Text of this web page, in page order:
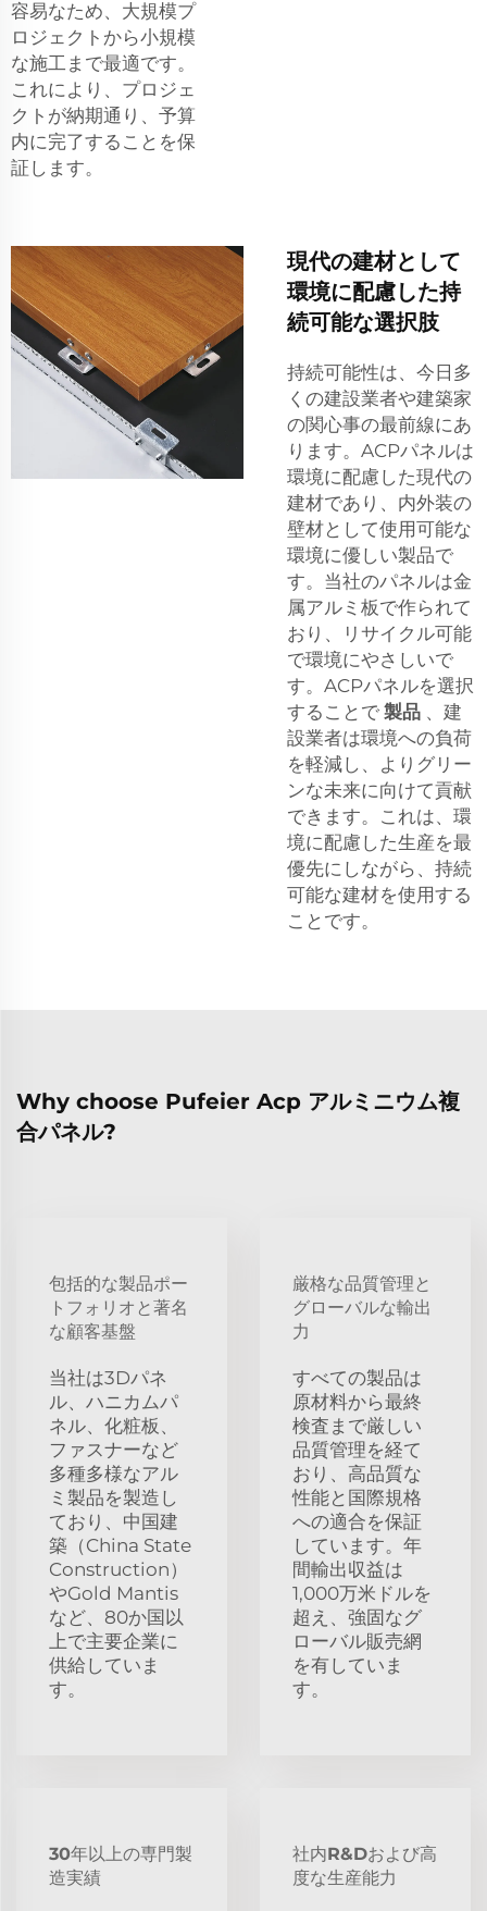
容易なため、大規模プ
ロジェクトから小規模
な施工まで最適です。
これにより、プロジェ
クトが納期通り、予算
内に完了することを保
証します。
現代の建材として
環境に配慮した持
続可能な選択肢
持続可能性は、今日多
くの建設業者や建築家
の関心事の最前線にあ
ります。ACPパネルは
環境に配慮した現代の
建材であり、内外装の
壁材として使用可能な
環境に優しい製品で
す。当社のパネルは金
属アルミ板で作られて
おり、リサイクル可能
で環境にやさしいで
す。ACPパネルを選択
することで 製品 、建
設業者は環境への負荷
を軽減し、よりグリー
ンな未来に向けて貢献
できます。これは、環
境に配慮した生産を最
優先にしながら、持続
可能な建材を使用する
ことです。
Why choose Pufeier Acp アルミニウム複
合パネル?
包括的な製品ポー
トフォリオと著名
な顧客基盤
当社は3Dパネ
ル、ハニカムパ
ネル、化粧板、
ファスナーなど
多種多様なアル
ミ製品を製造し
ており、中国建
築（China State
Construction）
やGold Mantis
など、80か国以
上で主要企業に
供給していま
す。
厳格な品質管理と
グローバルな輸出
力
すべての製品は
原材料から最終
検査まで厳しい
品質管理を経て
おり、高品質な
性能と国際規格
への適合を保証
しています。年
間輸出収益は
1,000万米ドルを
超え、強固なグ
ローバル販売網
を有していま
す。
30年以上の専門製
造実績
社内R&Dおよび高
度な生産能力